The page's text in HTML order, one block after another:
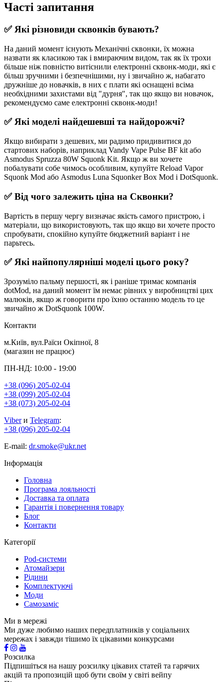
Часті запитання
✅ Які різновиди сквонків бувають?
На даний момент існують Механічні сквонки, їх можна
назвати як класикою так і вмираючим видом, так як їх трохи
більше ніж повністю витіснили електронні сквонк-моди, які є
більш зручними і безпечнішими, ну і звичайно ж, набагато
дружніше до новачків, в них є плати які оснащені всіма
необхідними захистами від "дурня", так що якщо ви новачок,
рекомендуємо саме електронні сквонк-моди!
✅ Які моделі найдешевші та найдорожчі?
Якщо вибирати з дешевих, ми радимо придивитися до
стартових наборів, наприклад Vandy Vape Pulse BF kit або
Asmodus Spruzza 80W Squonk Kit. Якщо ж ви хочете
побалувати собе чимось особливим, купуйте Reload Vapor
Squonk Mod або Asmodus Luna Squonker Box Mod і DotSquonk.
✅ Від чого залежить ціна на Сквонки?
Вартість в першу чергу визначає якість самого пристрою, і
матеріали, що використовують, так що якщо ви хочете просто
спробувати, спокійно купуйте бюджетний варіант і не
парьтесь.
✅ Які найпопулярніші моделі цього року?
Зрозуміло пальму першості, як і раніше тримає компанія
dotMod, на даний момент їм немає рівних у виробництві цих
малюків, якщо ж говорити про їхню останню модель то це
звичайно ж DotSquonk 100W.
Контакти
м.Київ, вул.Раїси Окіпної, 8
(магазин не працює)
ПН-НД: 10:00 - 19:00
+38 (096) 205-02-04
+38 (099) 205-02-04
+38 (073) 205-02-04
Viberи Telegram:
+38 (096) 205-02-04
E-mail: dr.smoke@ukr.net
Інформація
Головна
Програма лояльності
Доставка та оплата
Гарантія і повернення товару
Блог
Контакти
Категорії
Pod-системи
Атомайзери
Рідини
Комплектуючі
Моди
Самозаміс
Ми в мережі
Ми дуже любимо наших передплатників у соціальних
мережах і завжди тішимо їх цікавими конкурсами
Розсилка
Підпишіться на нашу розсилку цікавих статей та гарячих
акцій та пропозицій щоб бути своїм у світі вейпу